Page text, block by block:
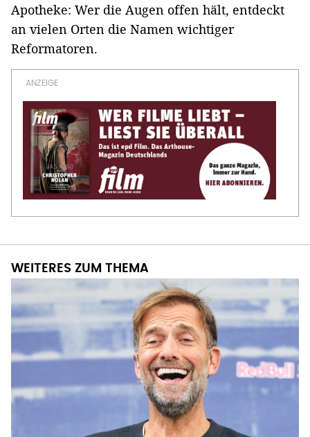
Apotheke: Wer die Augen offen hält, entdeckt
an vielen Orten die Namen wichtiger
Reformatoren.
WEITERES ZUM THEMA